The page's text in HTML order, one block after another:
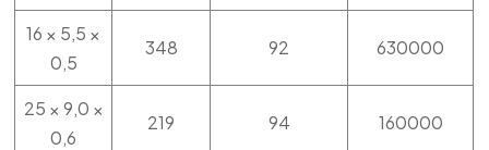
16 × 5,5 ×
0,5
348 92 630000
25 × 9,0 ×
0,6
219 94 160000